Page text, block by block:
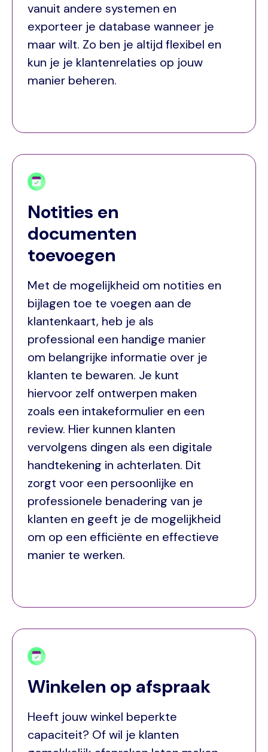
vanuit andere systemen en
exporteer je database wanneer je
maar wilt. Zo ben je altijd flexibel en
kun je je klantenrelaties op jouw
manier beheren.
Notities en
documenten
toevoegen
Met de mogelijkheid om notities en
bijlagen toe te voegen aan de
klantenkaart, heb je als
professional een handige manier
om belangrijke informatie over je
klanten te bewaren. Je kunt
hiervoor zelf ontwerpen maken
zoals een intakeformulier en een
review. Hier kunnen klanten
vervolgens dingen als een digitale
handtekening in achterlaten. Dit
zorgt voor een persoonlijke en
professionele benadering van je
klanten en geeft je de mogelijkheid
om op een efficiënte en effectieve
manier te werken.
Winkelen op afspraak
Heeft jouw winkel beperkte
capaciteit? Of wil je klanten